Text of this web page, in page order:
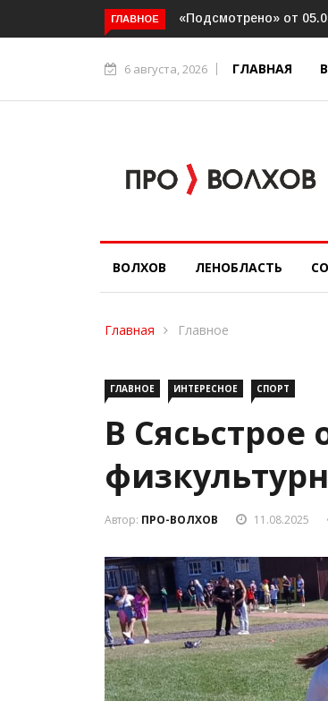
ГЛАВНОЕ
от 05.08.2026 (ВИДЕО)Интервью. Ирина
социальном
6 августа, 2026 ГЛАВНАЯ
ВОЛХОВ ЛЕНОБЛАСТЬ
Главная Главное
ГЛАВНОЕ ИНТЕРЕСНОЕ СПОРТ
В
Автор: ПРО-ВОЛХОВ 11.08.2025